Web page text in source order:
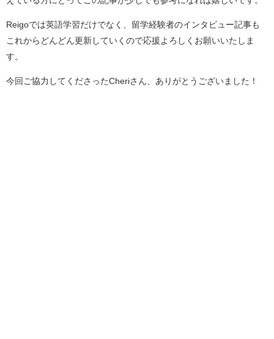
Reigoでは英語学習だけでなく、留学経験者のインタビュー記事も
これからどんどん更新していくので応援よろしくお願いいたしま
す。
今回ご協力してくださったCheriさん、ありがとうございました！